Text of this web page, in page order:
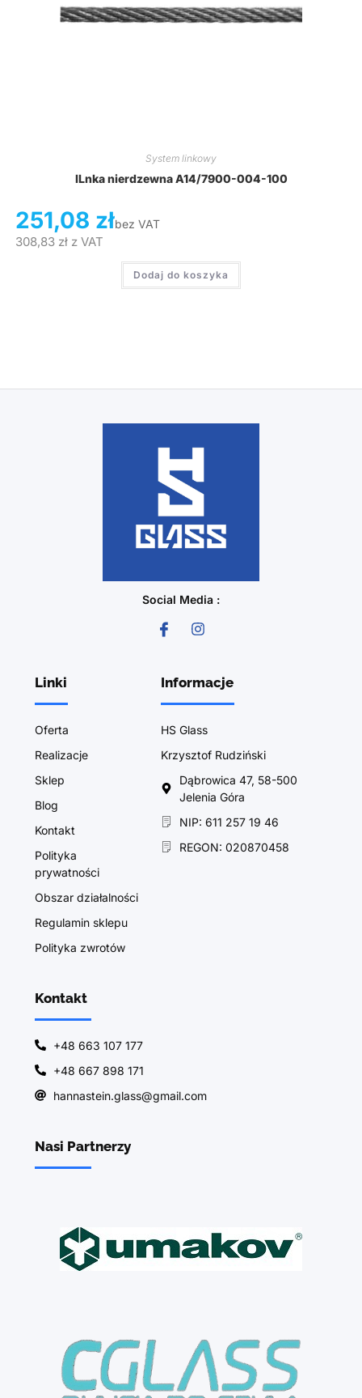
System linkowy
lLnka nierdzewna A14/7900-004-100
251,08 złbez VAT
308,83 złz VAT
Dodaj do koszyka
Social Media :
Linki
Oferta
Realizacje
Sklep
Blog
Kontakt
Polityka
prywatności
Obszar działalności
Regulamin sklepu
Polityka zwrotów
Informacje
HS Glass
Krzysztof Rudziński
Dąbrowica 47, 58-500
Jelenia Góra
NIP: 611 257 19 46
REGON: 020870458
Kontakt
+48 663 107 177
+48 667 898 171
hannastein.glass@gmail.com
Nasi Partnerzy